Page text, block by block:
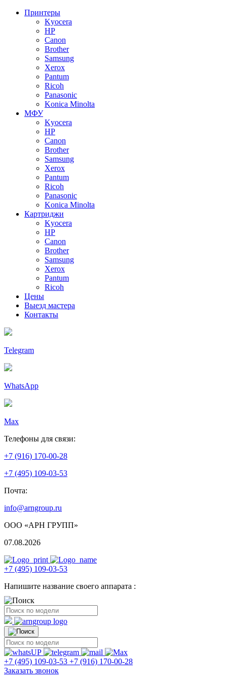
Принтеры
Kyocera
HP
Canon
Brother
Samsung
Xerox
Pantum
Ricoh
Panasonic
Konica Minolta
МФУ
Kyocera
HP
Canon
Brother
Samsung
Xerox
Pantum
Ricoh
Panasonic
Konica Minolta
Картриджи
Kyocera
HP
Canon
Brother
Samsung
Xerox
Pantum
Ricoh
Цены
Выезд мастера
Контакты
Telegram
WhatsApp
Max
Телефоны для связи:
+7 (916) 170-00-28
+7 (495) 109-03-53
Почта:
info@arngroup.ru
ООО «АРН ГРУПП»
07.08.2026
+7 (495) 109-03-53
Напишите название своего аппарата :
+7 (495) 109-03-53 +7 (916) 170-00-28
Заказать звонок